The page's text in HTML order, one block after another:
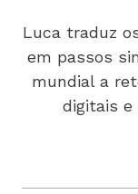
Luca traduz
em passos
mundial a
digitais e